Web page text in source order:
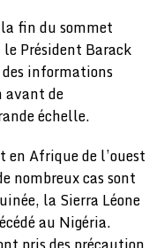
la fin du sommet
Président Barack
informations
avant de
échelle.
en Afrique de l’ouest
nombreux cas sont
la Sierra Léone
au Nigéria.